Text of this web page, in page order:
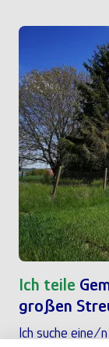
Ich teile
großen
Ich suche eine/